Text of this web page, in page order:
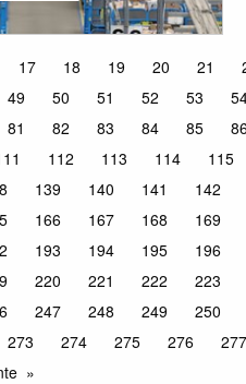
17 18 19 20 21
49 50 51 52 53
81 82 83 84 85
112 113 114 115
139 140 141 142
166 167 168 169
193 194 195 196
220 221 222 223
247 248 249 250
273 274 275 276 277